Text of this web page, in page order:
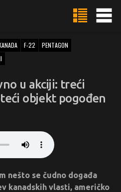
F-22
PENTAGON
u akciji: treći
objekt pogođen
nešto se čudno događa
kanadskih vlasti, američko